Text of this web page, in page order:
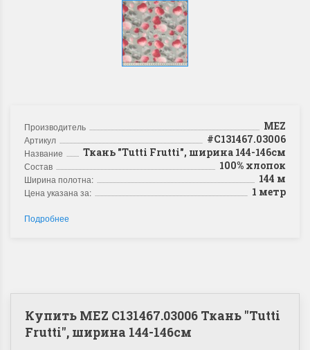
Производитель MEZ
Артикул #C131467.03006
Название Ткань "Tutti Frutti", ширина 144-146см
Состав 100% хлопок
Ширина полотна: 144 м
Цена указана за: 1 метр
Подробнее
Купить MEZ C131467.03006 Ткань "Tutti
Frutti", ширина 144-146см